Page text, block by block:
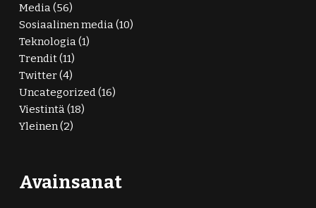
Media (56)
Sosiaalinen media (10)
Teknologia (1)
Trendit(11)
Twitter(4)
Uncategorized (16)
Viestintä (18)
Yleinen (2)
Avainsanat